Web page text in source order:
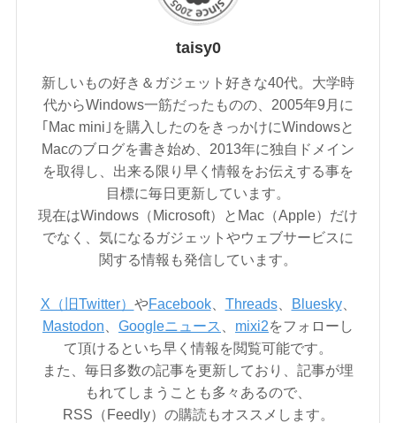
taisy0
新しいもの好き＆ガジェット好きな40代。大学時
代からWindows一筋だったものの、2005年9月に
｢Mac mini｣を購入したのをきっかけにWindowsと
Macのブログを書き始め、2013年に独自ドメイン
を取得し、出来る限り早く情報をお伝えする事を
目標に毎日更新しています。
現在はWindows（Microsoft）とMac（Apple）だけ
でなく、気になるガジェットやウェブサービスに
関する情報も発信しています。
X（旧Twitter） やFacebook、 Threads、 Bluesky、
Mastodon
Googleニュース mixi2をフォローし
て頂けるといち早く情報を閲覧可能です。
また、毎日多数の記事を更新しており、記事が埋
もれてしまうことも多々あるので、
RSS（Feedly）の購読もオススメします。